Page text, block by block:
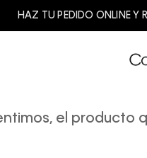
HAZ TU PEDIDO ONLINE Y
el producto